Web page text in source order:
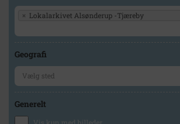
× Lokalarkivet Alsønderup -Tjæreby
Geografi
Generelt